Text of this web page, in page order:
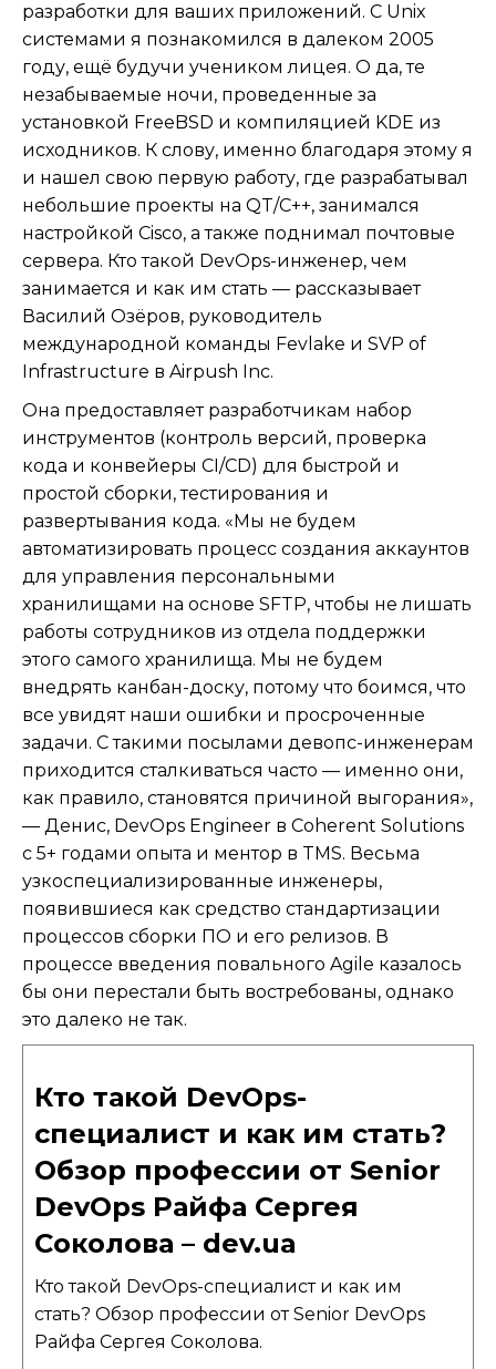
разработки для ваших приложений. С Unix
системами я познакомился в далеком 2005
году, ещё будучи учеником лицея. О да, те
незабываемые ночи, проведенные за
установкой FreeBSD и компиляцией KDE из
исходников. К слову, именно благодаря этому я
и нашел свою первую работу, где разрабатывал
небольшие проекты на QT/C++, занимался
настройкой Cisco, а также поднимал почтовые
сервера. Кто такой DevOps-инженер, чем
занимается и как им стать — рассказывает
Василий Озёров, руководитель
международной команды Fevlake и SVP of
Infrastructure в Airpush Inc.
Она предоставляет разработчикам набор
инструментов (контроль версий, проверка
кода и конвейеры CI/CD) для быстрой и
простой сборки, тестирования и
развертывания кода. «Мы не будем
автоматизировать процесс создания аккаунтов
для управления персональными
хранилищами на основе SFTP, чтобы не лишать
работы сотрудников из отдела поддержки
этого самого хранилища. Мы не будем
внедрять канбан-доску, потому что боимся, что
все увидят наши ошибки и просроченные
задачи. С такими посылами девопс-инженерам
приходится сталкиваться часто — именно они,
как правило, становятся причиной выгорания»,
— Денис, DevOps Engineer в Coherent Solutions
с 5+ годами опыта и ментор в TMS. Весьма
узкоспециализированные инженеры,
появившиеся как средство стандартизации
процессов сборки ПО и его релизов. В
процессе введения повального Agile казалось
бы они перестали быть востребованы, однако
это далеко не так.
Кто такой DevOps-
специалист и как им стать?
Обзор профессии от Senior
DevOps Райфа Сергея
Соколова – dev.ua
Кто такой DevOps-специалист и как им
стать? Обзор профессии от Senior DevOps
Райфа Сергея Соколова.